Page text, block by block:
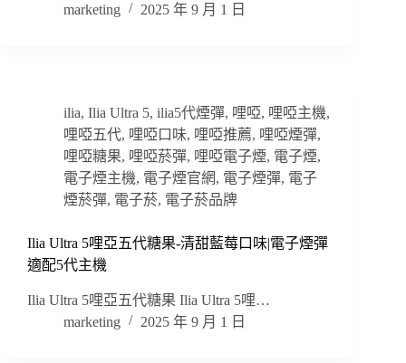
marketing
2025 年 9 月 1 日
ilia, Ilia Ultra 5, ilia5代煙彈, 哩啞, 哩啞主機,
哩啞五代, 哩啞口味, 哩啞推薦, 哩啞煙彈,
哩啞糖果, 哩啞菸彈, 哩啞電子煙, 電子煙,
電子煙主機, 電子煙官網, 電子煙彈, 電子
煙菸彈, 電子菸, 電子菸品牌
Ilia Ultra 5哩亞五代糖果-清甜藍莓口味|電子煙彈
適配5代主機
Ilia Ultra 5哩亞五代糖果 Ilia Ultra 5哩…
marketing
2025 年 9 月 1 日